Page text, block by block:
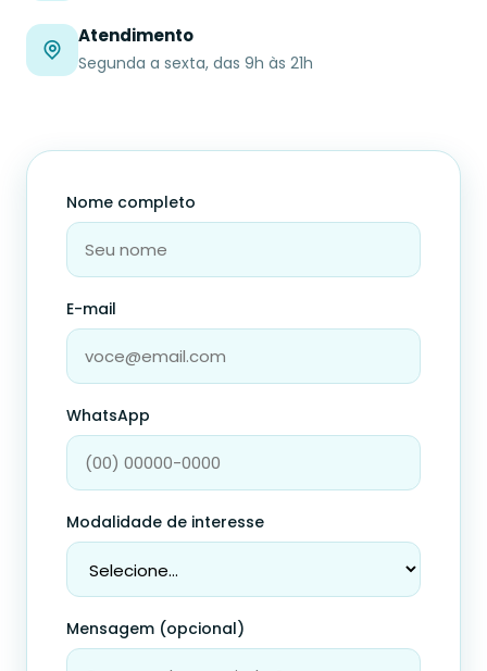
Atendimento
Segunda a sexta, das 9h às 21h
Nome completo
E-mail
WhatsApp
Modalidade de interesse
Mensagem (opcional)